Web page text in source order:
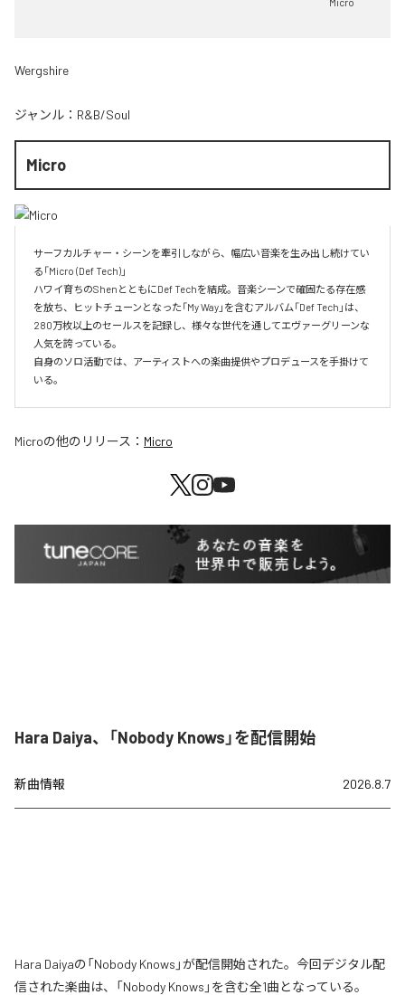
Micro
Wergshire
ジャンル： R&B/Soul
Micro
サーフカルチャー・シーンを牽引しながら、幅広い音楽を生み出し続けてい
る「Micro (Def Tech)」
ハワイ育ちのShenとともにDef Techを結成。音楽シーンで確固たる存在感
を放ち、ヒットチューンとなった「My Way」を含むアルバム「Def Tech」は、
280万枚以上のセールスを記録し、様々な世代を通してエヴァーグリーンな
人気を誇っている。
自身のソロ活動では、アーティストへの楽曲提供やプロデュースを手掛けて
いる。
Microの他のリリース： Micro
Hara Daiya、「Nobody Knows」を配信開始
新曲情報 2026.8.7
Hara Daiyaの「Nobody Knows」が配信開始された。今回デジタル配
信された楽曲は、「Nobody Knows」を含む全1曲となっている。